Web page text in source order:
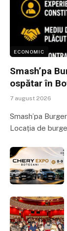
ECONOMIC
Smash’pa
ospătar în
7 august 2026
Smash’pa
Locația de